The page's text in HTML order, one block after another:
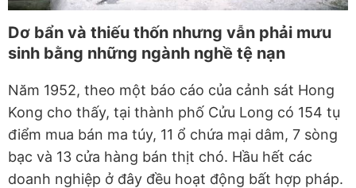
Dơ bẩn và thiếu thốn nhưng vẫn phải mưu
sinh bằng những ngành nghề tệ nạn
Năm 1952, theo một báo cáo của cảnh sát Hong
Kong cho thấy, tại thành phố Cửu Long có 154 tụ
điểm mua bán ma túy, 11 ổ chứa mại dâm, 7 sòng
bạc và 13 cửa hàng bán thịt chó. Hầu hết các
doanh nghiệp ở đây đều hoạt động bất hợp pháp.